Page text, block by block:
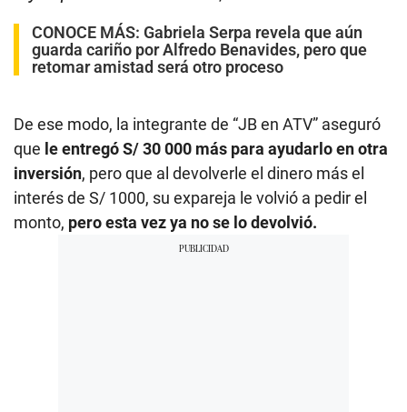
CONOCE MÁS: Gabriela Serpa revela que aún
guarda cariño por Alfredo Benavides, pero que
retomar amistad será otro proceso
De ese modo, la integrante de “JB en ATV” aseguró
que le entregó S/ 30 000 más para ayudarlo en otra
inversión, pero que al devolverle el dinero más el
interés de S/ 1000, su expareja le volvió a pedir el
monto, pero esta vez ya no se lo devolvió.